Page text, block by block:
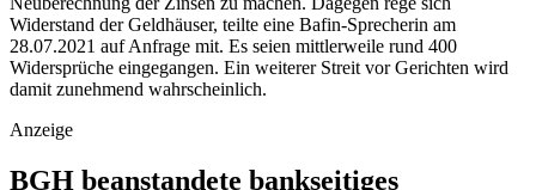
Widerstand der Geldhäuser, teilte eine Bafin-Sprecherin am
28.07.2021 auf Anfrage mit. Es seien mittlerweile rund 400
Widersprüche eingegangen. Ein weiterer Streit vor Gerichten wird
damit zunehmend wahrscheinlich.
Anzeige
BGH beanstandete bankseitiges